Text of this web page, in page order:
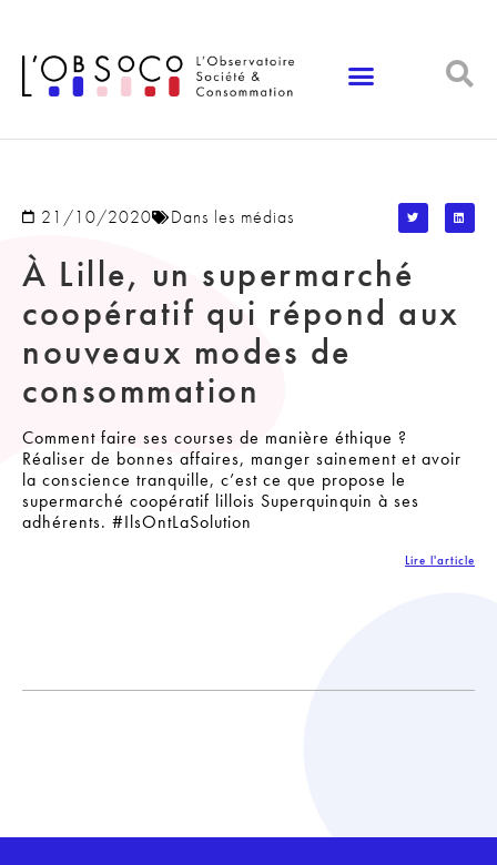
21/10/2020 Dans les médias
À Lille, un supermarché
coopératif qui répond aux
nouveaux modes de
consommation
Comment faire ses courses de manière éthique ?
Réaliser de bonnes affaires, manger sainement et avoir
la conscience tranquille, c’est ce que propose le
supermarché coopératif lillois Superquinquin à ses
adhérents. #IlsOntLaSolution
Lire l'article